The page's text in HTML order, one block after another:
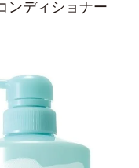
ンディショナー